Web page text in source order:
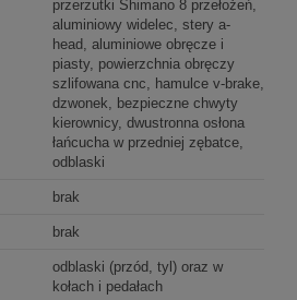
przerzutki Shimano 8 przełożeń,
aluminiowy widelec, stery a-
head, aluminiowe obręcze i
piasty, powierzchnia obręczy
szlifowana cnc, hamulce v-brake,
dzwonek, bezpieczne chwyty
kierownicy, dwustronna osłona
łańcucha w przedniej zębatce,
odblaski
brak
brak
odblaski (przód, tyl) oraz w
kołach i pedałach